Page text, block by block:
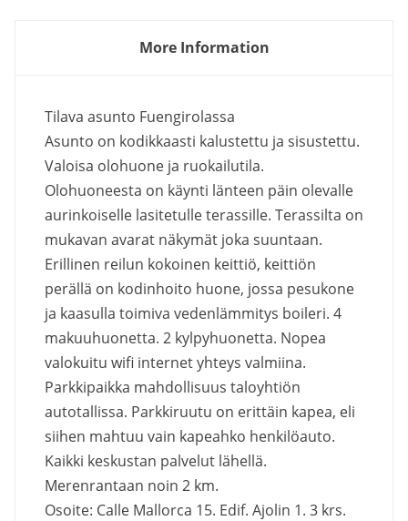
More Information
Tilava asunto Fuengirolassa
Asunto on kodikkaasti kalustettu ja sisustettu.
Valoisa olohuone ja ruokailutila.
Olohuoneesta on käynti länteen päin olevalle
aurinkoiselle lasitetulle terassille. Terassilta on
mukavan avarat näkymät joka suuntaan.
Erillinen reilun kokoinen keittiö, keittiön
perällä on kodinhoito huone, jossa pesukone
ja kaasulla toimiva vedenlämmitys boileri. 4
makuuhuonetta. 2 kylpyhuonetta. Nopea
valokuitu wifi internet yhteys valmiina.
Parkkipaikka mahdollisuus taloyhtiön
autotallissa. Parkkiruutu on erittäin kapea, eli
siihen mahtuu vain kapeahko henkilöauto.
Kaikki keskustan palvelut lähellä.
Merenrantaan noin 2 km.
Osoite: Calle Mallorca 15. Edif. Ajolin 1. 3 krs.